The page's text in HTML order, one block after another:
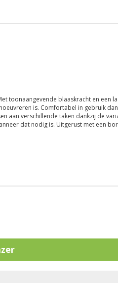
toonaangevende blaaskracht en een
is. Comfortabel in gebruik
aan verschillende taken dankzij de
dat nodig is. Uitgerust met een